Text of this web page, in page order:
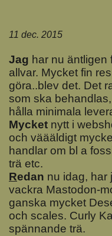
11 dec. 2015
Jag har nu äntligen
allvar. Mycket fin
göra..blev det. Det
som ska
hålla minimala
Mycket nytt i
och väääldigt
handlar om bl a
trä etc.
Redan nu idag, har
vackra Mastodon-
ganska mycket
och scales. Curly
spännande trä.